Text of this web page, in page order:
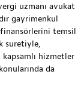
uzmanı avukat
gayrimenkul
finansörlerini temsil
suretiyle,
hizmetler
da